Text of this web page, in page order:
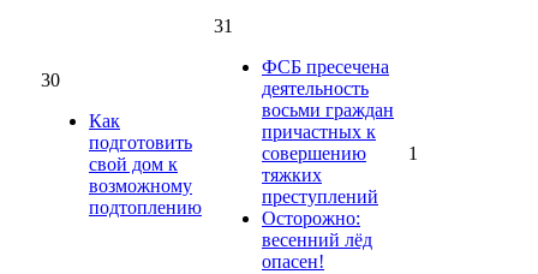
30
Как
подготовить
свой дом к
возможному
подтоплению
31
ФСБ пресечена
деятельность
восьми граждан
причастных к
совершению
тяжких
преступлений
Осторожно:
весенний лёд
опасен!
1